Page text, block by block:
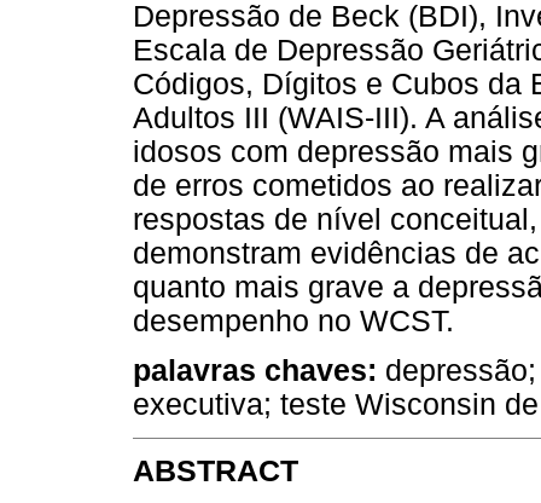
Depressão de Beck (BDI),
Escala de Depressão
Códigos, Dígitos e Cubos da
Adultos III (WAIS-III). A
idosos com depressão mais
de erros cometidos ao
respostas de nível
demonstram evidências de
quanto mais grave a
desempenho no WCST.
palavras chaves:
executiva; teste Wisconsin
ABSTRACT